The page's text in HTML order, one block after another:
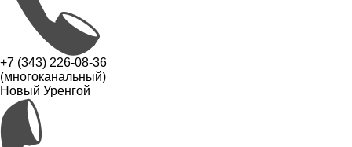
+7 (343) 226-08-36
(многоканальный)
Новый Уренгой